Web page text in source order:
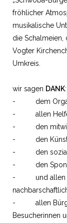
fröhlicher
musikalische
die Schalmeien,
Vogter
Umkreis.
wir sagen DANK:
- dem
- allen
- den
- den
- den
- den
- und allen die
- allen
Besucherinnen